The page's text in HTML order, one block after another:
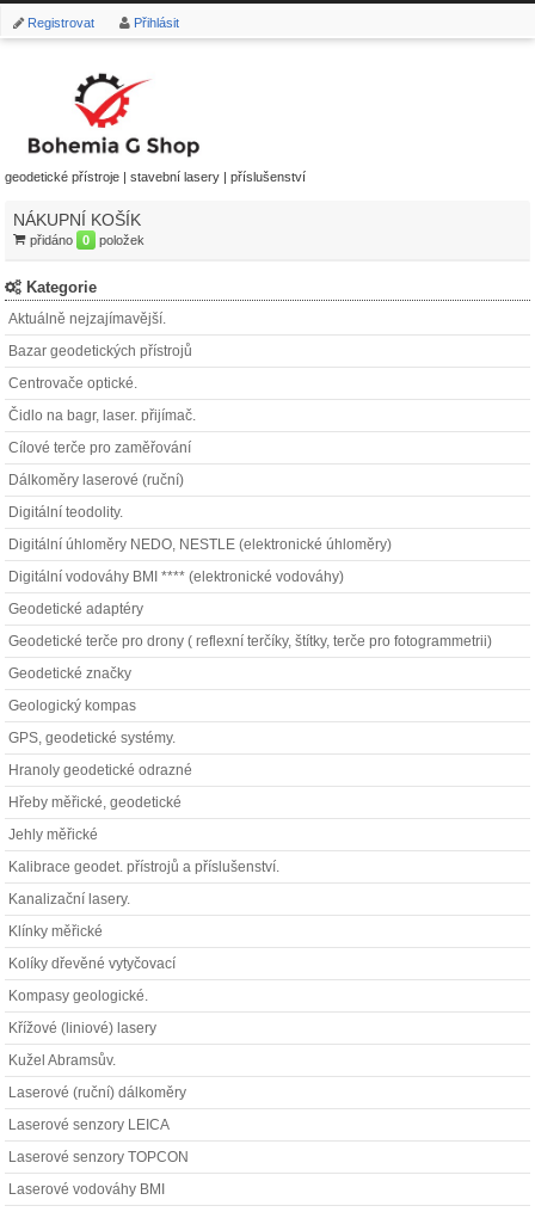
Registrovat Přihlásit
geodetické přístroje | stavební lasery | příslušenství
NÁKUPNÍ KOŠÍK
přidáno 0 položek
Kategorie
Aktuálně nejzajímavější.
Bazar geodetických přístrojů
Centrovače optické.
Čidlo na bagr, laser. přijímač.
Cílové terče pro zaměřování
Dálkoměry laserové (ruční)
Digitální teodolity.
Digitální úhloměry NEDO, NESTLE (elektronické úhloměry)
Digitální vodováhy BMI **** (elektronické vodováhy)
Geodetické adaptéry
Geodetické terče pro drony ( reflexní terčíky, štítky, terče pro fotogrammetrii)
Geodetické značky
Geologický kompas
GPS, geodetické systémy.
Hranoly geodetické odrazné
Hřeby měřické, geodetické
Jehly měřické
Kalibrace geodet. přístrojů a příslušenství.
Kanalizační lasery.
Klínky měřické
Kolíky dřevěné vytyčovací
Kompasy geologické.
Křížové (liniové) lasery
Kužel Abramsův.
Laserové (ruční) dálkoměry
Laserové senzory LEICA
Laserové senzory TOPCON
Laserové vodováhy BMI